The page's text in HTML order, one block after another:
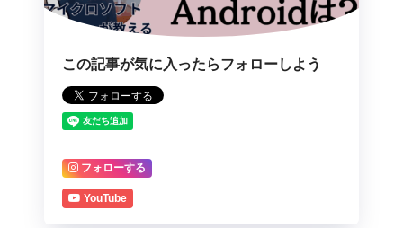
この記事が気に入ったらフォローしよう
フォローする
YouTube